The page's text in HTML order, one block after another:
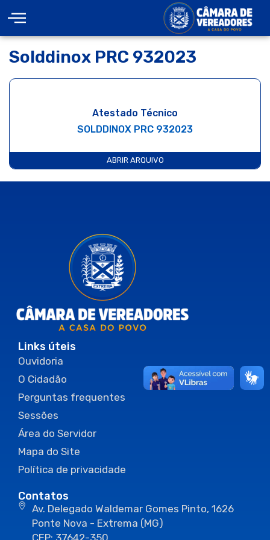
Solddinox PRC 932023
Atestado Técnico
SOLDDINOX PRC 932023
ABRIR ARQUIVO
Links úteis
Ouvidoria
O Cidadão
Perguntas frequentes
Sessões
Área do Servidor
Mapa do Site
Política de privacidade
Contatos
Av. Delegado Waldemar Gomes Pinto, 1626
Ponte Nova - Extrema (MG)